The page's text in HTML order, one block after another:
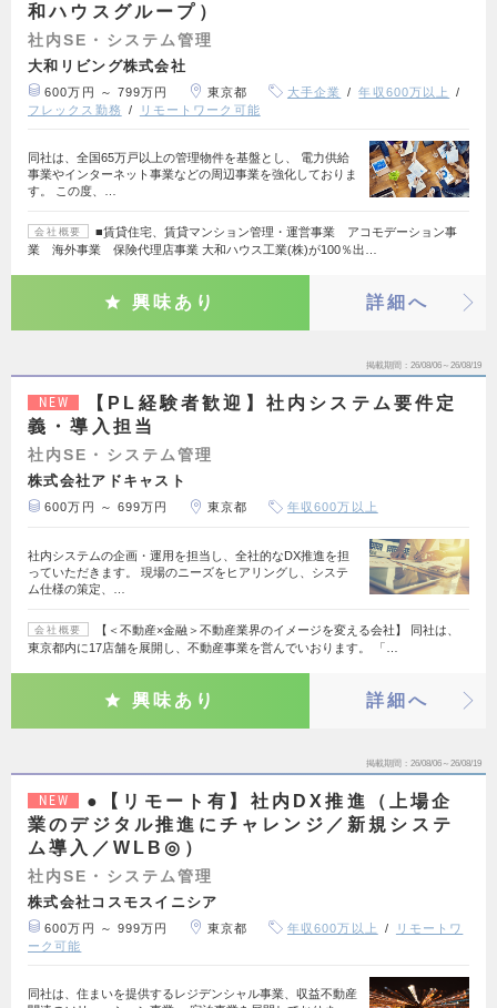
和ハウスグループ）
社内SE・システム管理
大和リビング株式会社
600万円 ～ 799万円 東京都 大手企業
年収600万以上
フレックス勤務
リモートワーク可能
同社は、全国65万戸以上の管理物件を基盤とし、 電力供給
事業やインターネット事業などの周辺事業を強化しておりま
す。 この度、…
会社概要
■賃貸住宅、賃貸マンション管理・運営事業 アコモデーション事
業 海外事業 保険代理店事業 大和ハウス工業(株)が100％出…
興味あり 詳細へ
掲載期間 26/08/06～26/08/19
NEW
【PL経験者歓迎】社内システム要件定
義・導入担当
社内SE・システム管理
株式会社アドキャスト
600万円 ～ 699万円 東京都 年収600万以上
社内システムの企画・運用を担当し、全社的なDX推進を担
っていただきます。 現場のニーズをヒアリングし、システ
ム仕様の策定、…
会社概要
【＜不動産×金融＞不動産業界のイメージを変える会社】 同社は、
東京都内に17店舗を展開し、不動産事業を営んでいおります。 「…
興味あり 詳細へ
掲載期間 26/08/06～26/08/19
NEW
●【リモート有】社内DX推進（上場企
業のデジタル推進にチャレンジ／新規システ
ム導入／WLB◎）
社内SE・システム管理
株式会社コスモスイニシア
600万円 ～ 999万円 東京都 年収600万以上
リモートワ
ーク可能
同社は、住まいを提供するレジデンシャル事業、収益不動産